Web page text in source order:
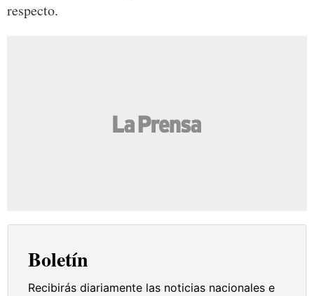
respecto.
Boletín
Recibirás diariamente las noticias nacionales e